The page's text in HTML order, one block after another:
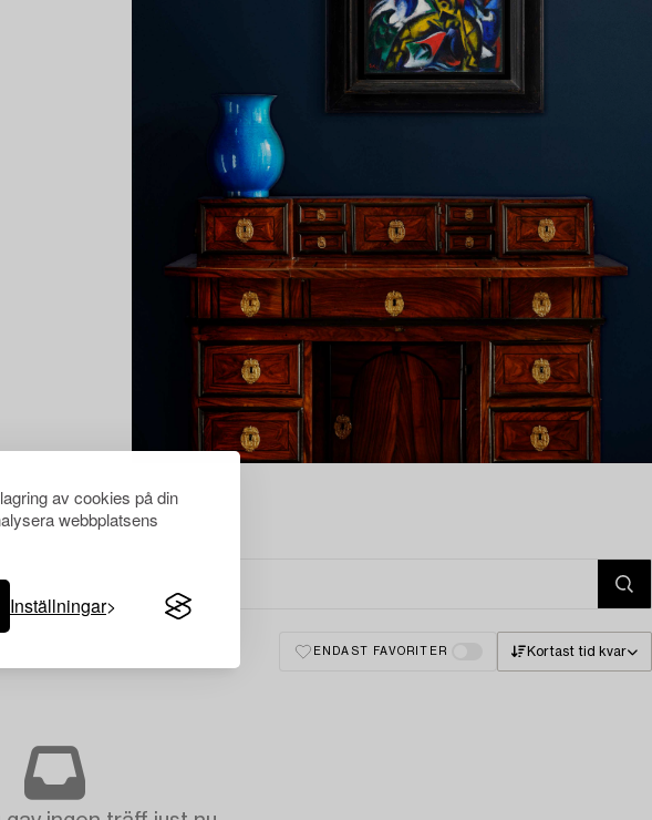
av cookies på din
webbplatsens
Inställningar
ENDAST FAVORITER Kortast tid kvar